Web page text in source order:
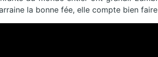
la bonne fée, elle compte bien